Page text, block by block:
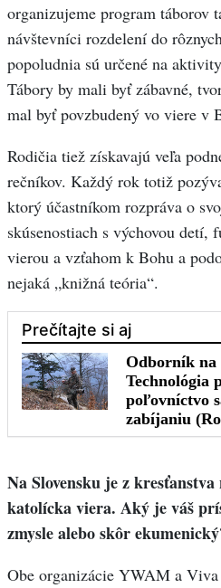
organizujeme program táborov
návštevníci rozdelení do
popoludnia sú určené na
Tábory by mali byť zábavné,
mal byť povzbudený vo viere v
Rodičia tiež získavajú veľa
rečníkov. Každý rok totiž
ktorý účastníkom rozpráva o
skúsenostiach s výchovou detí,
vierou a vzťahom k Bohu a
nejaká „knižná teória“.
Na Slovensku je z
katolícka viera. Aký je váš
zmysle alebo skôr
Obe organizácie YWAM a